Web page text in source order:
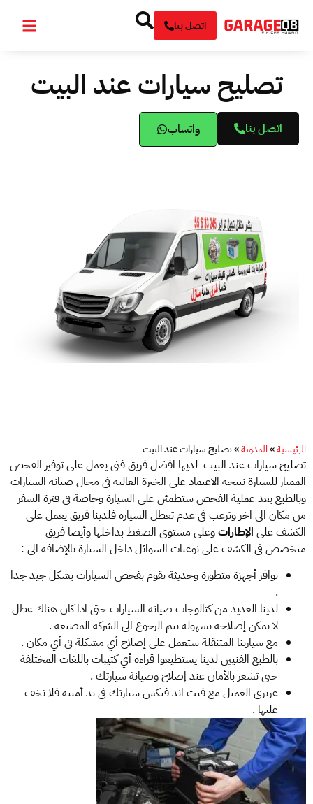
اتصل بنا
تصليح سيارات عند البيت
اتصل بنا واتساب
الرئيسية»المدونة»تصليح سيارات عند البيت
تصليح سيارات عند البيت لديها افضل فريق فني يعمل على توفير الفحص
الممتاز للسيارة نتيجة الاعتماد على الخبرة العالية فى مجال صيانة السيارات
وبالطبع بعد عملية الفحص ستطمئن على السيارة وخاصة فى فترة السفر
من مكان الى اخر وترغب فى عدم تعطل السيارة فلدينا فريق يعمل على
الكشف على الإطاراتوعلى مستوى الضغط بداخلها وأيضا فريق
متخصص فى الكشف على نوعيات السوائل داخل السيارة بالإضافة الى :
توافر أجهزة متطورة وحديثة تقوم بفحص السيارات بشكل جيد جدا
.
لدينا العديد من كتالوجات صيانة السيارات حتى اذا كان هناك عطل
لا يمكن إصلاحه بسهولة يتم الرجوع الى الشركة المصنعة .
مع سيارتنا المتنقلة ستعمل على إصلاح أي مشكلة فى أي مكان .
بالطبع الفنيين لدينا يستطيعوا قراءة أي كتيبات باللغات المختلفة
حتى تشعر بالأمان عند إصلاح وصيانة سيارتك .
عزيزي العميل مع فيت اند فيكس سيارتك فى يد أمينة فلا تخف
عليها .